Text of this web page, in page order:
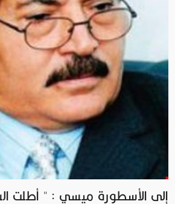
إلى الأسطورة ميسي : " أطلت